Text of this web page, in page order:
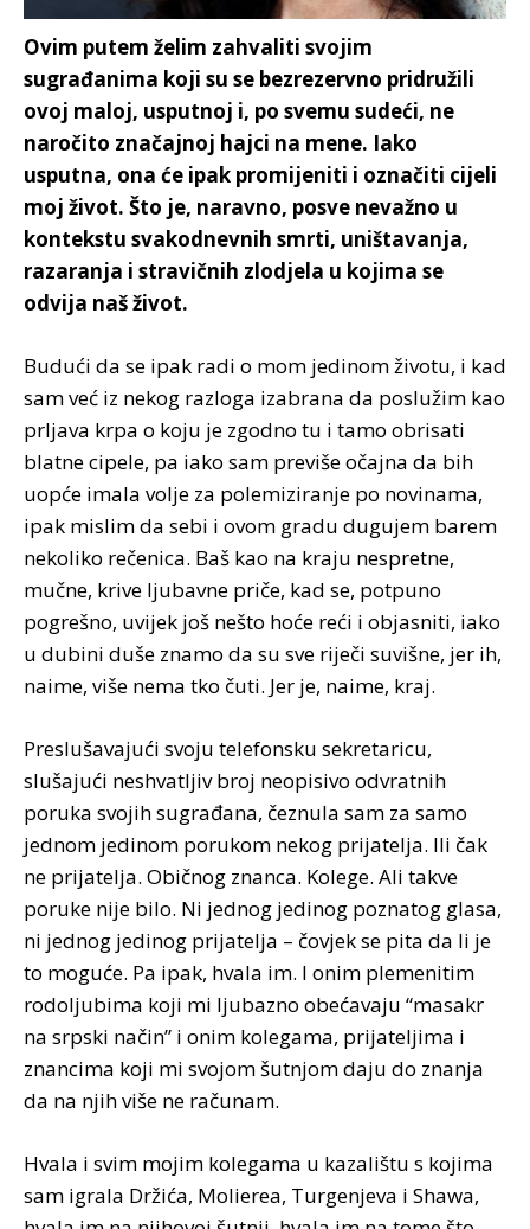
Ovim putem želim zahvaliti svojim
sugrađanima koji su se bezrezervno pridružili
ovoj maloj, usputnoj i, po svemu sudeći, ne
naročito značajnoj hajci na mene. Iako
usputna, ona će ipak promijeniti i označiti cijeli
moj život. Što je, naravno, posve nevažno u
kontekstu svakodnevnih smrti, uništavanja,
razaranja i stravičnih zlodjela u kojima se
odvija naš život.
Budući da se ipak radi o mom jedinom životu, i kad
sam već iz nekog razloga izabrana da poslužim kao
prljava krpa o koju je zgodno tu i tamo obrisati
blatne cipele, pa iako sam previše očajna da bih
uopće imala volje za polemiziranje po novinama,
ipak mislim da sebi i ovom gradu dugujem barem
nekoliko rečenica. Baš kao na kraju nespretne,
mučne, krive ljubavne priče, kad se, potpuno
pogrešno, uvijek još nešto hoće reći i objasniti, iako
u dubini duše znamo da su sve riječi suvišne, jer ih,
naime, više nema tko čuti. Jer je, naime, kraj.
Preslušavajući svoju telefonsku sekretaricu,
slušajući neshvatljiv broj neopisivo odvratnih
poruka svojih sugrađana, čeznula sam za samo
jednom jedinom porukom nekog prijatelja. Ili čak
ne prijatelja. Običnog znanca. Kolege. Ali takve
poruke nije bilo. Ni jednog jedinog poznatog glasa,
ni jednog jedinog prijatelja – čovjek se pita da li je
to moguće. Pa ipak, hvala im. I onim plemenitim
rodoljubima koji mi ljubazno obećavaju “masakr
na srpski način” i onim kolegama, prijateljima i
znancima koji mi svojom šutnjom daju do znanja
da na njih više ne računam.
Hvala i svim mojim kolegama u kazalištu s kojima
sam igrala Držića, Molierea, Turgenjeva i Shawa,